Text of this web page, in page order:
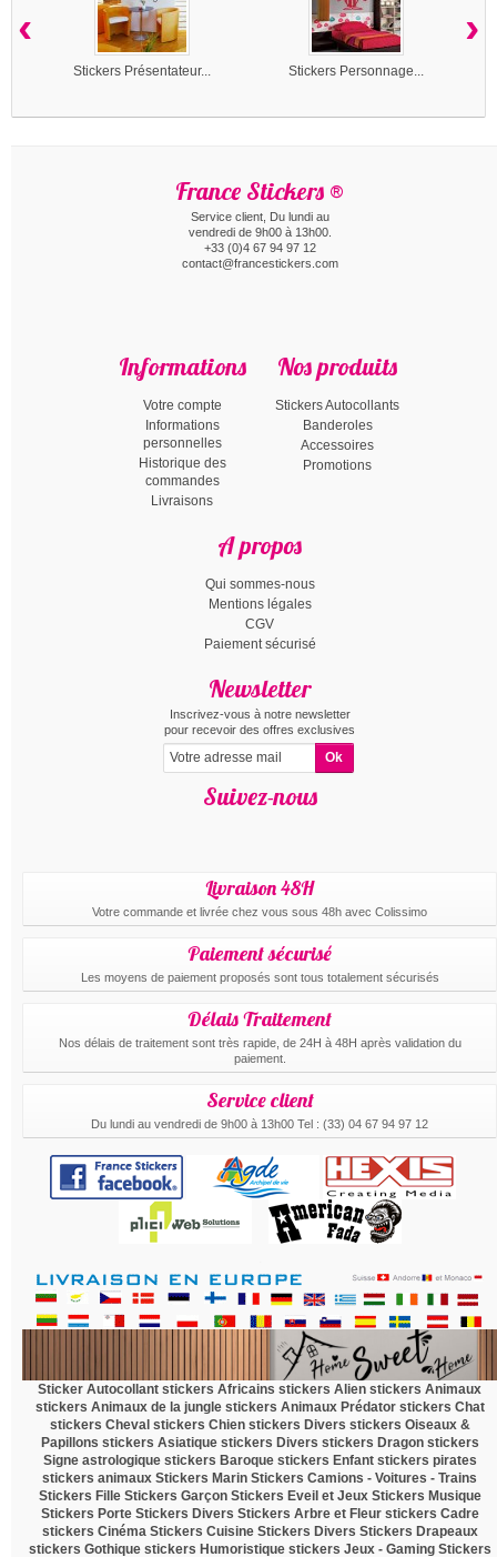
Stickers Présentateur... Stickers Personnage...
‹ ›
France Stickers ®
Service client, Du lundi au
vendredi de 9h00 à 13h00.
+33 (0)4 67 94 97 12
contact@francestickers.com
Informations
Votre compte
Informations
personnelles
Historique des
commandes
Livraisons
Nos produits
Stickers Autocollants
Banderoles
Accessoires
Promotions
A propos
Qui sommes-nous
Mentions légales
CGV
Paiement sécurisé
Newsletter
Inscrivez-vous à notre newsletter
pour recevoir des offres exclusives
Suivez-nous
Livraison 48H
Votre commande et livrée chez vous sous 48h avec Colissimo
Paiement sécurisé
Les moyens de paiement proposés sont tous totalement sécurisés
Délais Traitement
Nos délais de traitement sont très rapide, de 24H à 48H après validation du
paiement.
Service client
Du lundi au vendredi de 9h00 à 13h00 Tel : (33) 04 67 94 97 12
Sticker Autocollant stickers Africains stickers Alien stickers Animaux
stickers Animaux de la jungle stickers Animaux Prédator stickers Chat
stickers Cheval stickers Chien stickers Divers stickers Oiseaux &
Papillons stickers Asiatique stickers Divers stickers Dragon stickers
Signe astrologique stickers Baroque stickers Enfant stickers pirates
stickers animaux Stickers Marin Stickers Camions - Voitures - Trains
Stickers Fille Stickers Garçon Stickers Eveil et Jeux Stickers Musique
Stickers Porte Stickers Divers Stickers Arbre et Fleur stickers Cadre
stickers Cinéma Stickers Cuisine Stickers Divers Stickers Drapeaux
stickers Gothique stickers Humoristique stickers Jeux - Gaming Stickers